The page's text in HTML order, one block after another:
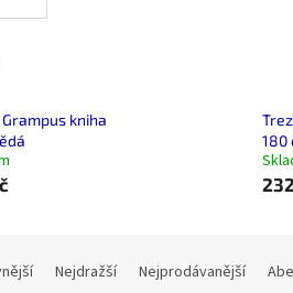
kniha
180
Nejdražší Nejprodávanější